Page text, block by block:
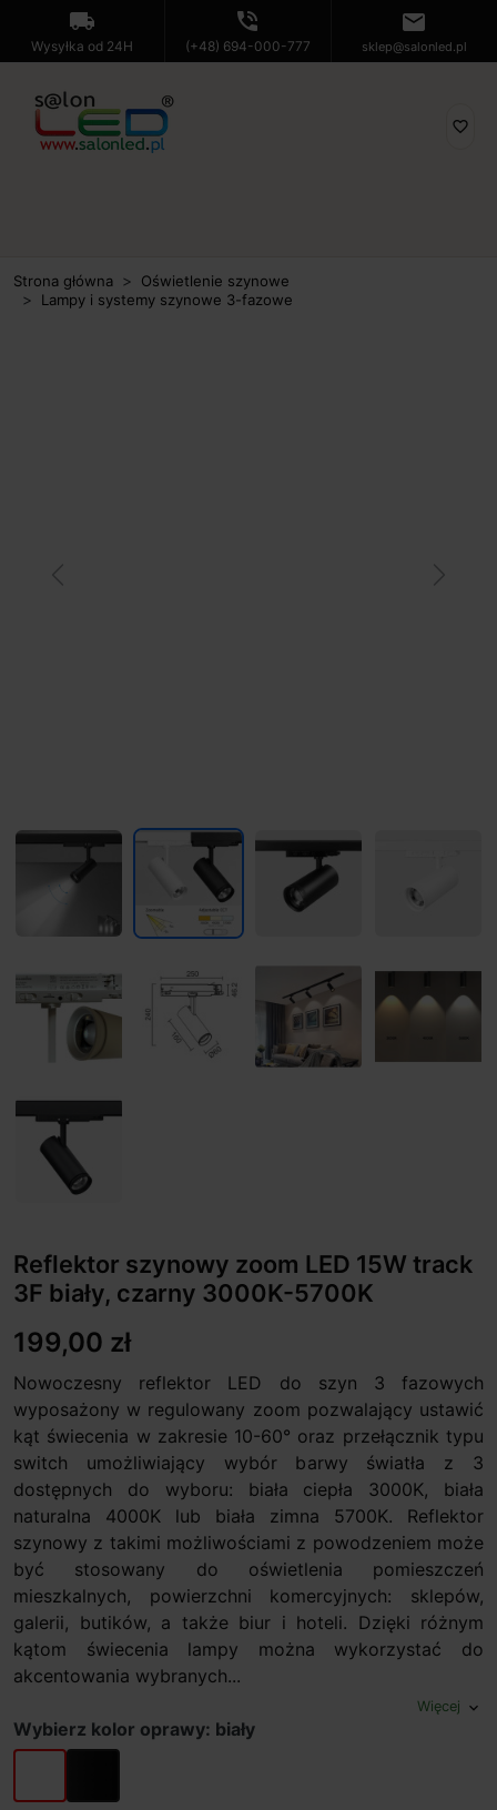
local_shipping
Wysyłka od 24H
phone_in_talk
(+48) 694-000-777
mail
sklep@salonled.pl
favorite_border
Strona główna
Oświetlenie szynowe
Lampy i systemy szynowe 3-fazowe
Reflektor szynowy zoom LED 15W track
3F biały, czarny 3000K-5700K
199,00 zł
Nowoczesny reflektor LED do szyn 3 fazowych
wyposażony w regulowany zoom pozwalający ustawić
kąt świecenia w zakresie 10-60° oraz przełącznik typu
switch umożliwiający wybór barwy światła z 3
dostępnych do wyboru: biała ciepła 3000K, biała
naturalna 4000K lub biała zimna 5700K. Reflektor
szynowy z takimi możliwościami z powodzeniem może
być stosowany do oświetlenia pomieszczeń
mieszkalnych, powierzchni komercyjnych: sklepów,
galerii, butików, a także biur i hoteli. Dzięki różnym
kątom świecenia lampy można wykorzystać do
akcentowania wybranych...
Więcej expand_more
Wybierz kolor oprawy: biały
biały czarny